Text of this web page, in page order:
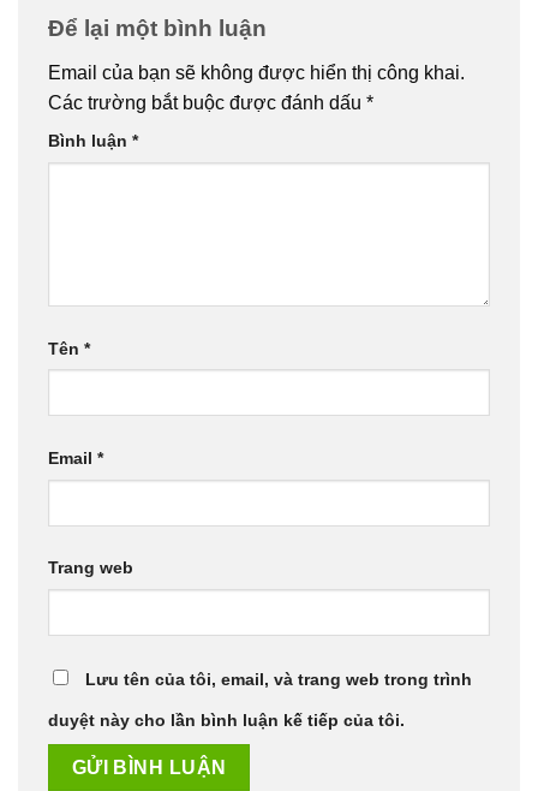
Để lại một bình luận
Email của bạn sẽ không được hiển thị công khai.
Các trường bắt buộc được đánh dấu *
Bình luận *
Tên *
Email *
Trang web
Lưu tên của tôi, email, và trang web trong trình
duyệt này cho lần bình luận kế tiếp của tôi.